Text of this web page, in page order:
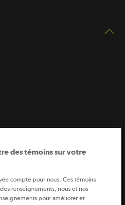
des témoins sur votre
compte pour nous. Ces témoins
renseignements, nous et nos
pour améliorer et